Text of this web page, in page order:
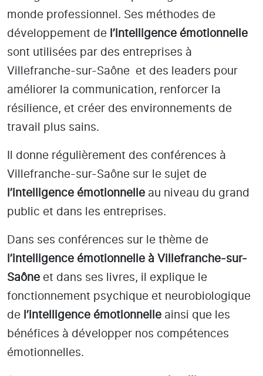
monde professionnel. Ses méthodes de
développement de l’intelligence émotionnelle
sont utilisées par des entreprises à
Villefranche-sur-Saône
et des leaders pour
améliorer la communication, renforcer la
résilience, et créer des environnements de
travail plus sains.
Il donne régulièrement des conférences à
Villefranche-sur-Saône sur le sujet de
l’intelligence émotionnelle au niveau du grand
public et dans les entreprises.
Dans ses conférences sur le thème de
l’intelligence émotionnelle à Villefranche-sur-
Saône et dans ses livres, il explique le
fonctionnement psychique et neurobiologique
de l’intelligence émotionnelle ainsi que les
bénéfices à développer nos compétences
émotionnelles.